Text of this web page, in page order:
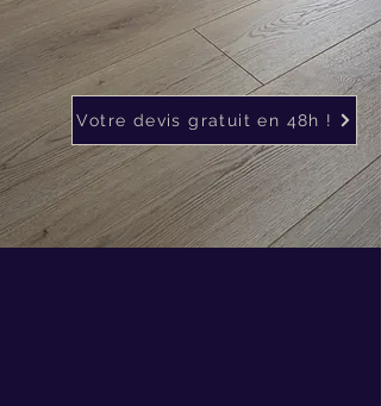
Votre devis gratuit en 48h !